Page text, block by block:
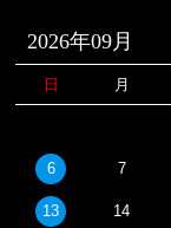
2026年09月
日 月
6 7
13 14